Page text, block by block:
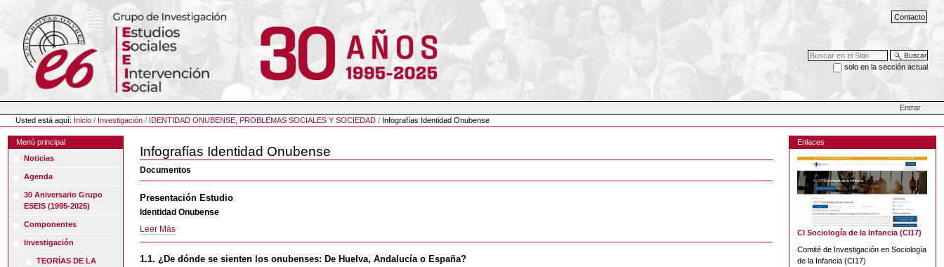
contenido.
navegación
Contacto
Buscar
solo en la sección actual
Herramientas
Personales
Entrar
Usted está aquí: Inicio / Investigación / IDENTIDAD ONUBENSE, PROBLEMAS SOCIALES Y SOCIEDAD / Infografías Identidad Onubense
Menú principal
Noticias
Agenda
30 Aniversario Grupo
ESEIS (1995-2025)
Componentes
Investigación
TEORÍAS DE LA
Infografías Identidad Onubense
Documentos
Presentación Estudio
Identidad Onubense
Presentación
Estudio
-
Leer Más
1.1. ¿De dónde se sienten los onubenses: De Huelva, Andalucía o España?
Enlaces
CI Sociología de la Infancia (CI17)
Comité de Investigación en Sociología
de la Infancia (CI17)